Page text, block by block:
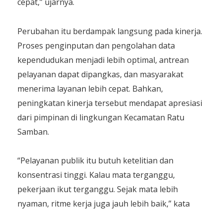
Perubahan itu berdampak langsung pada kinerja.
Proses penginputan dan pengolahan data
kependudukan menjadi lebih optimal, antrean
pelayanan dapat dipangkas, dan masyarakat
menerima layanan lebih cepat. Bahkan,
peningkatan kinerja tersebut mendapat apresiasi
dari pimpinan di lingkungan Kecamatan Ratu
Samban.
“Pelayanan publik itu butuh ketelitian dan
konsentrasi tinggi. Kalau mata terganggu,
pekerjaan ikut terganggu. Sejak mata lebih
nyaman, ritme kerja juga jauh lebih baik,” kata